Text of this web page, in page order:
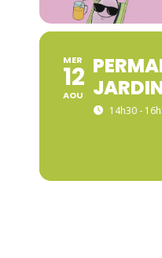
MER
12
AOU
14h30 -